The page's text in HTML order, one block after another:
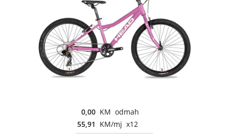
0,00 KM odmah
55,91 KM/mj x12